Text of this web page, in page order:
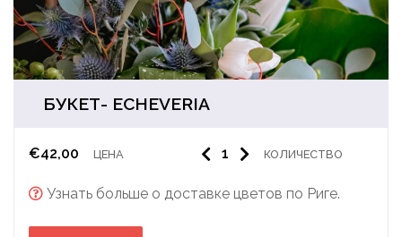
БУКЕТ- ECHEVERIA
€42,00 ЦЕНА КОЛИЧЕСТВО
Узнать больше о доставке цветов по Риге.